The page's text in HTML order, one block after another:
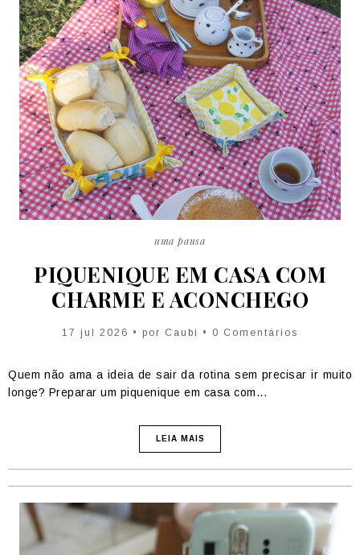
uma pausa
PIQUENIQUE EM CASA COM
CHARME E ACONCHEGO
17 jul 2026 • por Caubi • 0 Comentários
Quem não ama a ideia de sair da rotina sem precisar ir muito
longe? Preparar um piquenique em casa com...
LEIA MAIS